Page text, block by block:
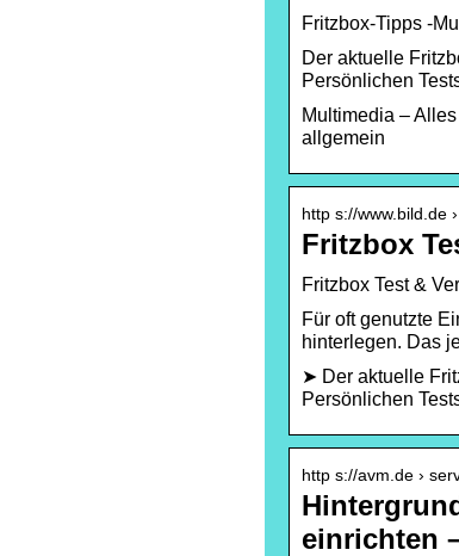
Fritzbox-Tipps -
Der aktuelle
Persönlichen
Multimedia –
allgemein
http s://www.bild.de
Fritzbox
Fritzbox Test &
Für oft genutzte
hinterlegen. Das
➤ Der aktuelle
Persönlichen
http s://avm.de ›
einrichten